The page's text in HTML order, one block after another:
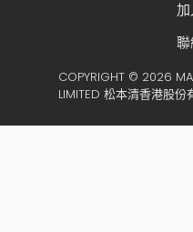
加
聯
COPYRIGHT © 2026
LIMITED 松本清香港股